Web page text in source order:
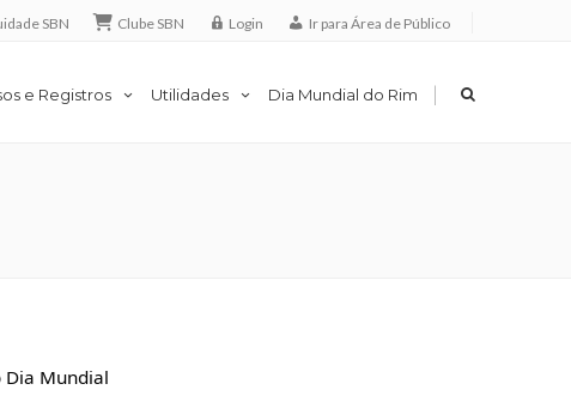
SBN Clube SBN Login Ir para Área de Público
e Registros Utilidades Dia Mundial do Rim |
Dia Mundial